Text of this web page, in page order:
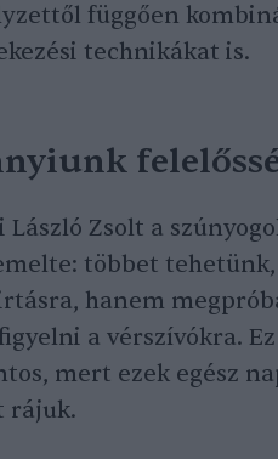
függően
technikákat is.
László Zsolt a
többet
hanem
a vérszívókra.
mert ezek egész
rájuk.